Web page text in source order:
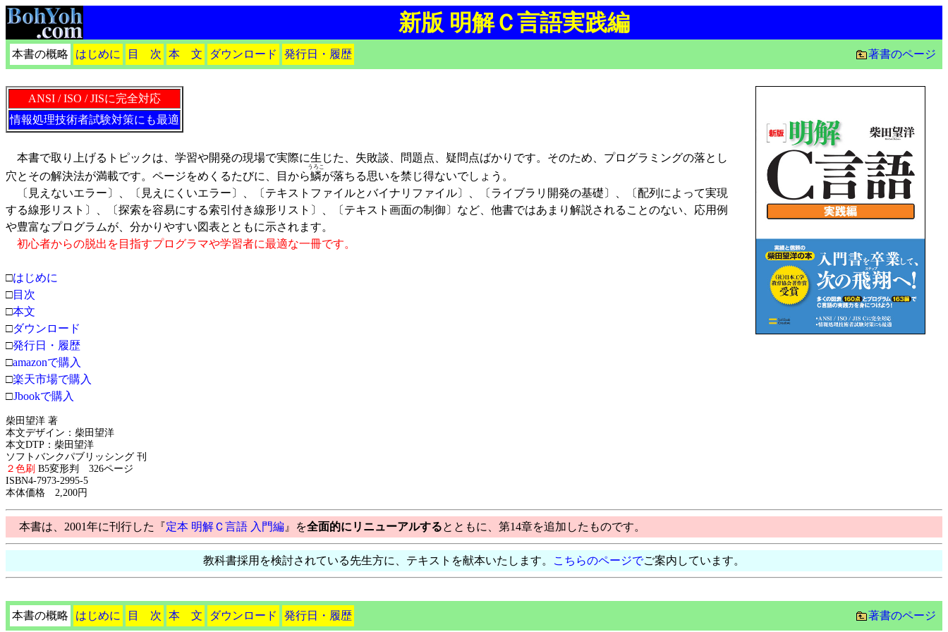
新版 明解Ｃ言語実践編
本書の概略 はじめに 目 次 本 文 ダウンロード 発行日・履歴 著書のページ
ANSI / ISO / JISに完全対応
情報処理技術者試験対策にも最適
本書で取り上げるトピックは、学習や開発の現場で実際に生じた、失敗談、問題点、疑問点ばかりです。そのため、プログラミングの落とし
穴とその解決法が満載です。ページをめくるたびに、目から鱗
うろこ
が落ちる思いを禁じ得ないでしょう。
〔見えないエラー〕、〔見えにくいエラー〕、〔テキストファイルとバイナリファイル〕、〔ライブラリ開発の基礎〕、〔配列によって実現
する線形リスト〕、〔探索を容易にする索引付き線形リスト〕、〔テキスト画面の制御〕など、他書ではあまり解説されることのない、応用例
や豊富なプログラムが、分かりやすい図表とともに示されます。
初心者からの脱出を目指すプログラマや学習者に最適な一冊です。
□はじめに
□目次
□本文
□ダウンロード
□発行日・履歴
□amazonで購入
□楽天市場で購入
□Jbookで購入
柴田望洋 著
本文デザイン：柴田望洋
本文DTP：柴田望洋
ソフトバンクパブリッシング 刊
２色刷 B5変形判 326ページ
ISBN4-7973-2995-5
本体価格 2,200円
本書は、2001年に刊行した『定本 明解Ｃ言語 入門編 』を全面的にリニューアルするとともに、第14章を追加したものです。
教科書採用を検討されている先生方に、テキストを献本いたします。 こちらのページでご案内しています。
本書の概略 はじめに 目 次 本 文 ダウンロード 発行日・履歴 著書のページ